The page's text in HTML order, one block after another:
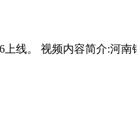
线。 视频内容简介:河